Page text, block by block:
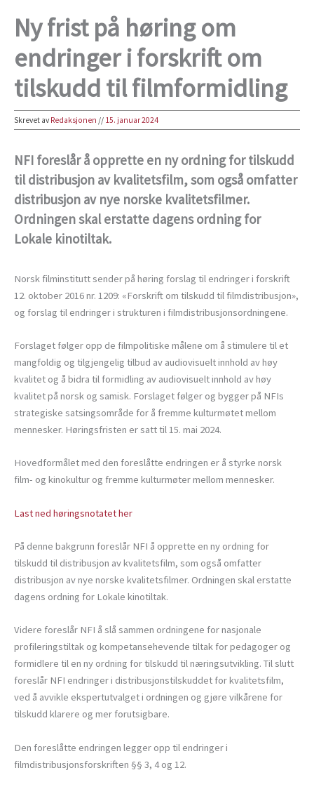
Ny frist på høring om
endringer i forskrift om
tilskudd til filmformidling
Skrevet avRedaksjonen // 15. januar 2024
NFI foreslår å opprette en ny ordning for tilskudd
til distribusjon av kvalitetsfilm, som også omfatter
distribusjon av nye norske kvalitetsfilmer.
Ordningen skal erstatte dagens ordning for
Lokale kinotiltak.
Norsk filminstitutt sender på høring forslag til endringer i forskrift
12. oktober 2016 nr. 1209: «Forskrift om tilskudd til filmdistribusjon»,
og forslag til endringer i strukturen i filmdistribusjonsordningene.
Forslaget følger opp de filmpolitiske målene om å stimulere til et
mangfoldig og tilgjengelig tilbud av audiovisuelt innhold av høy
kvalitet og å bidra til formidling av audiovisuelt innhold av høy
kvalitet på norsk og samisk. Forslaget følger og bygger på NFIs
strategiske satsingsområde for å fremme kulturmøtet mellom
mennesker. Høringsfristen er satt til 15. mai 2024.
Hovedformålet med den foreslåtte endringen er å styrke norsk
film- og kinokultur og fremme kulturmøter mellom mennesker.
Last ned høringsnotatet her
På denne bakgrunn foreslår NFI å opprette en ny ordning for
tilskudd til distribusjon av kvalitetsfilm, som også omfatter
distribusjon av nye norske kvalitetsfilmer. Ordningen skal erstatte
dagens ordning for Lokale kinotiltak.
Videre foreslår NFI å slå sammen ordningene for nasjonale
profileringstiltak og kompetansehevende tiltak for pedagoger og
formidlere til en ny ordning for tilskudd til næringsutvikling. Til slutt
foreslår NFI endringer i distribusjonstilskuddet for kvalitetsfilm,
ved å avvikle ekspertutvalget i ordningen og gjøre vilkårene for
tilskudd klarere og mer forutsigbare.
Den foreslåtte endringen legger opp til endringer i
filmdistribusjonsforskriften §§ 3, 4 og 12.